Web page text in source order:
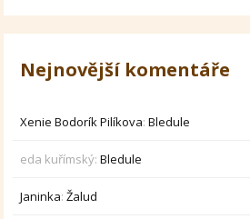
Nejnovější komentáře
Xenie Bodorík Pilíkova:Bledule
eda kuřímský:Bledule
Janinka:Žalud